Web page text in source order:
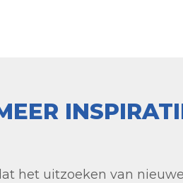
het uitzoeken van